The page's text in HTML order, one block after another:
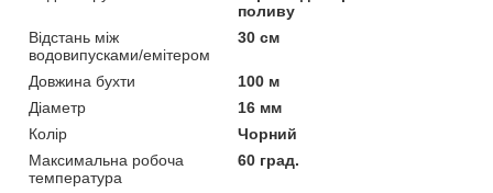
поливу
Відстань між
водовипусками/емітером
30 см
Довжина бухти
100 м
Діаметр
16 мм
Колір
Чорний
Максимальна робоча
температура
60 град.